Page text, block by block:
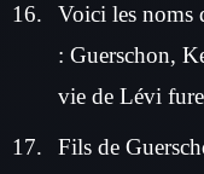
Voici les noms
: Guerschon,
vie de Lévi
Fils de